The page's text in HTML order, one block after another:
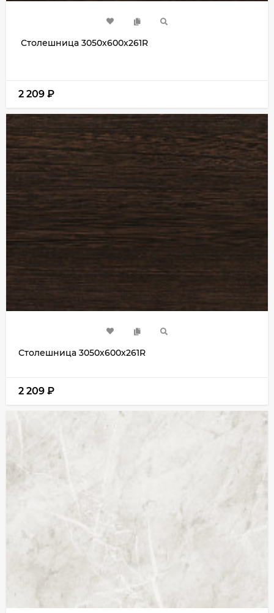
Столешница 3050х600х261R
2 209 ₽
Столешница 3050х600х261R
2 209 ₽